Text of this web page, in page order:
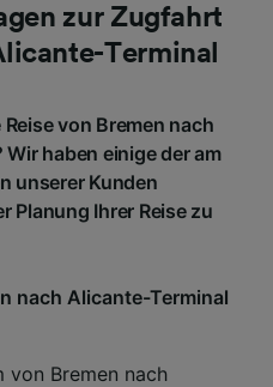
zur Zugfahrt
Terminal
von Bremen nach
haben einige der am
unserer Kunden
Planung Ihrer Reise zu
nach Alicante-Terminal
von Bremen nach